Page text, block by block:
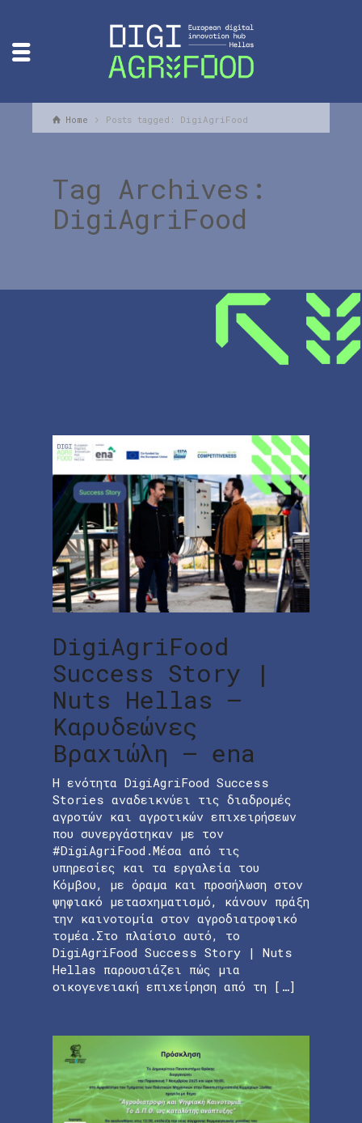
Home Posts tagged: DigiAgriFood
Tag Archives:
DigiAgriFood
DigiAgriFood
Success Story |
Nuts Hellas –
Καρυδεώνες
Βραχιώλη – ena
Η ενότητα DigiAgriFood Success
Stories αναδεικνύει τις διαδρομές
αγροτών και αγροτικών επιχειρήσεων
που συνεργάστηκαν με τον
#DigiAgriFood.Μέσα από τις
υπηρεσίες και τα εργαλεία του
Κόμβου, με όραμα και προσήλωση στον
ψηφιακό μετασχηματισμό, κάνουν πράξη
την καινοτομία στον αγροδιατροφικό
τομέα.Στο πλαίσιο αυτό, το
DigiAgriFood Success Story | Nuts
Hellas παρουσιάζει πώς μια
οικογενειακή επιχείρηση από τη […]